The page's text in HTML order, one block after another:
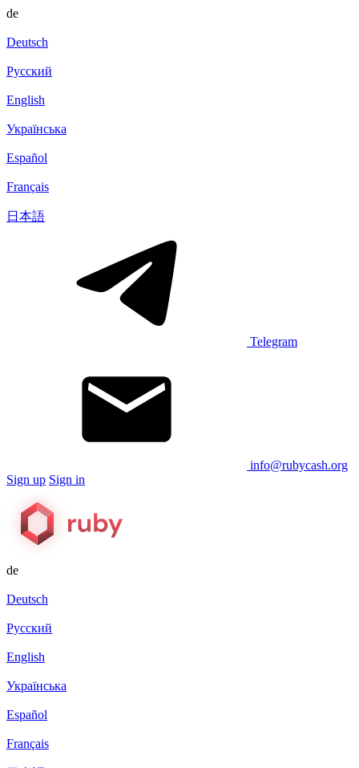
de
Deutsch
Русский
English
Українська
Español
Français
日本語
Telegram
info@rubycash.org
Sign up Sign in
de
Deutsch
Русский
English
Українська
Español
Français